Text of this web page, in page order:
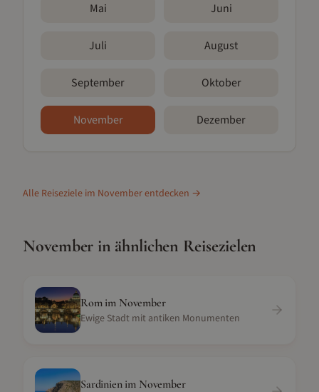
Mai Juni
Juli August
September Oktober
November Dezember
Alle Reiseziele im Novemberentdecken →
November in ähnlichen Reisezielen
Romim November
Ewige Stadt mit antiken Monumenten
Sardinienim November